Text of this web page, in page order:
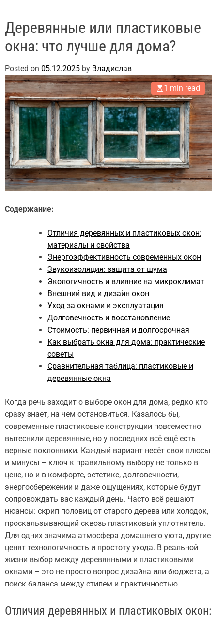
Деревянные или пластиковые
окна: что лучше для дома?
Posted on 05.12.2025 by Владислав
1 min read
Содержание:
Отличия деревянных и пластиковых окон:
материалы и свойства
Энергоэффективность современных окон
Звукоизоляция: защита от шума
Экологичность и влияние на микроклимат
Внешний вид и дизайн окон
Уход за окнами и эксплуатация
Долговечность и восстановление
Стоимость: первичная и долгосрочная
Как выбрать окна для дома: практические
советы
Сравнительная таблица: пластиковые и
деревянные окна
Когда речь заходит о выборе окон для дома, редко кто
сразу знает, на чем остановиться. Казалось бы,
современные пластиковые конструкции повсеместно
вытеснили деревянные, но у последних всё ещё есть
верные поклонники. Каждый вариант несёт свои плюсы
и минусы – ключ к правильному выбору не только в
цене, но и в комфорте, эстетике, долговечности,
энергосбережении и даже ощущениях, которые будут
сопровождать вас каждый день. Часто всё решают
нюансы: скрип половиц от старого дерева или холодок,
проскальзывающий сквозь пластиковый уплотнитель.
Для одних значима атмосфера домашнего уюта, другие
ценят технологичность и простоту ухода. В реальной
жизни выбор между деревянными и пластиковыми
окнами – это не просто вопрос дизайна или бюджета, а
поиск баланса между стилем и практичностью.
Отличия деревянных и пластиковых окон: